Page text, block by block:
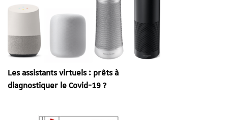
Les assistants virtuels : prêts à
diagnostiquer le Covid-19 ?